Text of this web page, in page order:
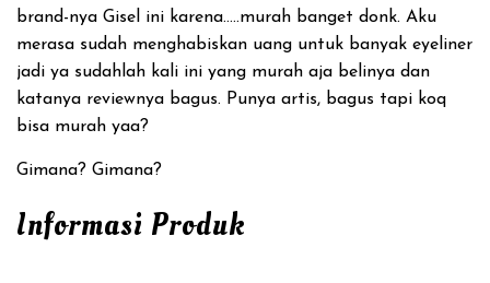
brand-nya Gisel ini karena…..murah banget donk. Aku
merasa sudah menghabiskan uang untuk banyak eyeliner
jadi ya sudahlah kali ini yang murah aja belinya dan
katanya reviewnya bagus. Punya artis, bagus tapi koq
bisa murah yaa?
Gimana? Gimana?
Informasi Produk